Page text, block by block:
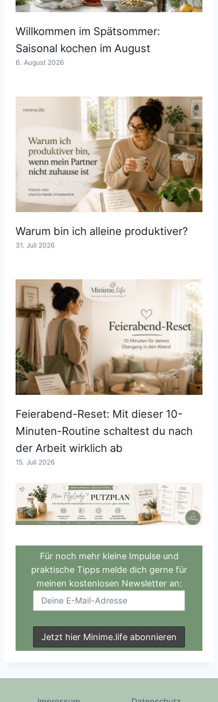
Willkommen im Spätsommer:
Saisonal kochen im August
6. August 2026
Warum bin ich alleine produktiver?
31. Juli 2026
Feierabend-Reset: Mit dieser 10-
Minuten-Routine schaltest du nach
der Arbeit wirklich ab
15. Juli 2026
Für noch mehr kleine Impulse und
praktische Tipps melde dich gerne für
meinen kostenlosen Newsletter an: